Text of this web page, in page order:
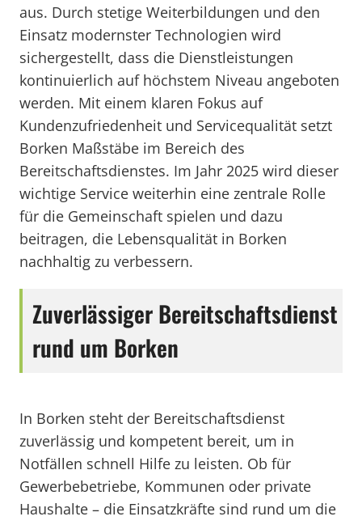
aus. Durch stetige Weiterbildungen und den
Einsatz modernster Technologien wird
sichergestellt, dass die Dienstleistungen
kontinuierlich auf höchstem Niveau angeboten
werden. Mit einem klaren Fokus auf
Kundenzufriedenheit und Servicequalität setzt
Borken Maßstäbe im Bereich des
Bereitschaftsdienstes. Im Jahr 2025 wird dieser
wichtige Service weiterhin eine zentrale Rolle
für die Gemeinschaft spielen und dazu
beitragen, die Lebensqualität in Borken
nachhaltig zu verbessern.
Zuverlässiger Bereitschaftsdienst
rund um Borken
In Borken steht der Bereitschaftsdienst
zuverlässig und kompetent bereit, um in
Notfällen schnell Hilfe zu leisten. Ob für
Gewerbebetriebe, Kommunen oder private
Haushalte – die Einsatzkräfte sind rund um die